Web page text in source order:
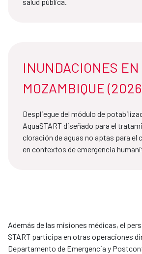
INUNDACIONES EN
MOZAMBIQUE
Despliegue del módulo de
AquaSTART diseñado para el
cloración de aguas no aptas para el
en contextos de emergencia
Además de las misiones médicas, el
START participa en otras operaciones
Departamento de Emergencia y